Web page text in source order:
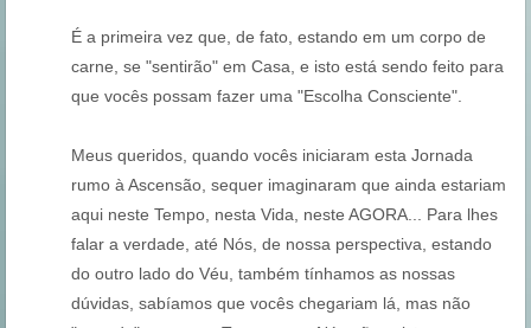
É a primeira vez que, de fato, estando em um corpo de
carne, se "sentirão" em Casa, e isto está sendo feito para
que vocês possam fazer uma "Escolha Consciente".
Meus queridos, quando vocês iniciaram esta Jornada
rumo à Ascensão, sequer imaginaram que ainda estariam
aqui neste Tempo, nesta Vida, neste AGORA... Para lhes
falar a verdade, até Nós, de nossa perspectiva, estando
do outro lado do Véu, também tínhamos as nossas
dúvidas, sabíamos que vocês chegariam lá, mas não